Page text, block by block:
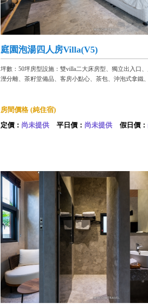
庭園泡湯四人房Villa(V5)
坪數：50坪房型設施：雙villa二大床房型、獨立出入口
溼分離、茶籽堂備品、客房小點心、茶包、沖泡式拿鐵
房間價格 (純住宿)
定價： 尚未提供 平日價： 尚未提供 假日價：